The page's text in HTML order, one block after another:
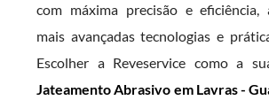
com máxima precisão e eficiência,
mais avançadas tecnologias e
Escolher a Reveservice como a
Jateamento Abrasivo em Lavras -